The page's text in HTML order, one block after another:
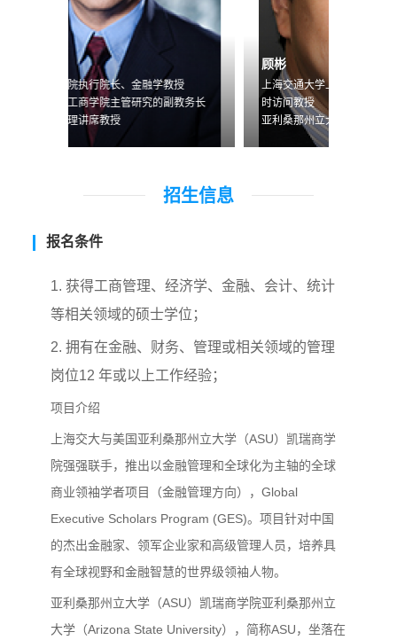
顾彬
上海交通大学上海高级金融学院管理信息系统全
时访问教授
亚利桑那州立大学凯瑞商学院任信息系统系教授
招生信息
报名条件
1. 获得工商管理、经济学、金融、会计、统计
等相关领域的硕士学位；
2. 拥有在金融、财务、管理或相关领域的管理
岗位12 年或以上工作经验；
项目介绍
上海交大与美国亚利桑那州立大学（ASU）凯瑞商学
院强强联手，推出以金融管理和全球化为主轴的全球
商业领袖学者项目（金融管理方向），Global
Executive Scholars Program (GES)。项目针对中国
的杰出金融家、领军企业家和高级管理人员，培养具
有全球视野和金融智慧的世界级领袖人物。
亚利桑那州立大学（ASU）凯瑞商学院亚利桑那州立
大学（Arizona State University），简称ASU，坐落在